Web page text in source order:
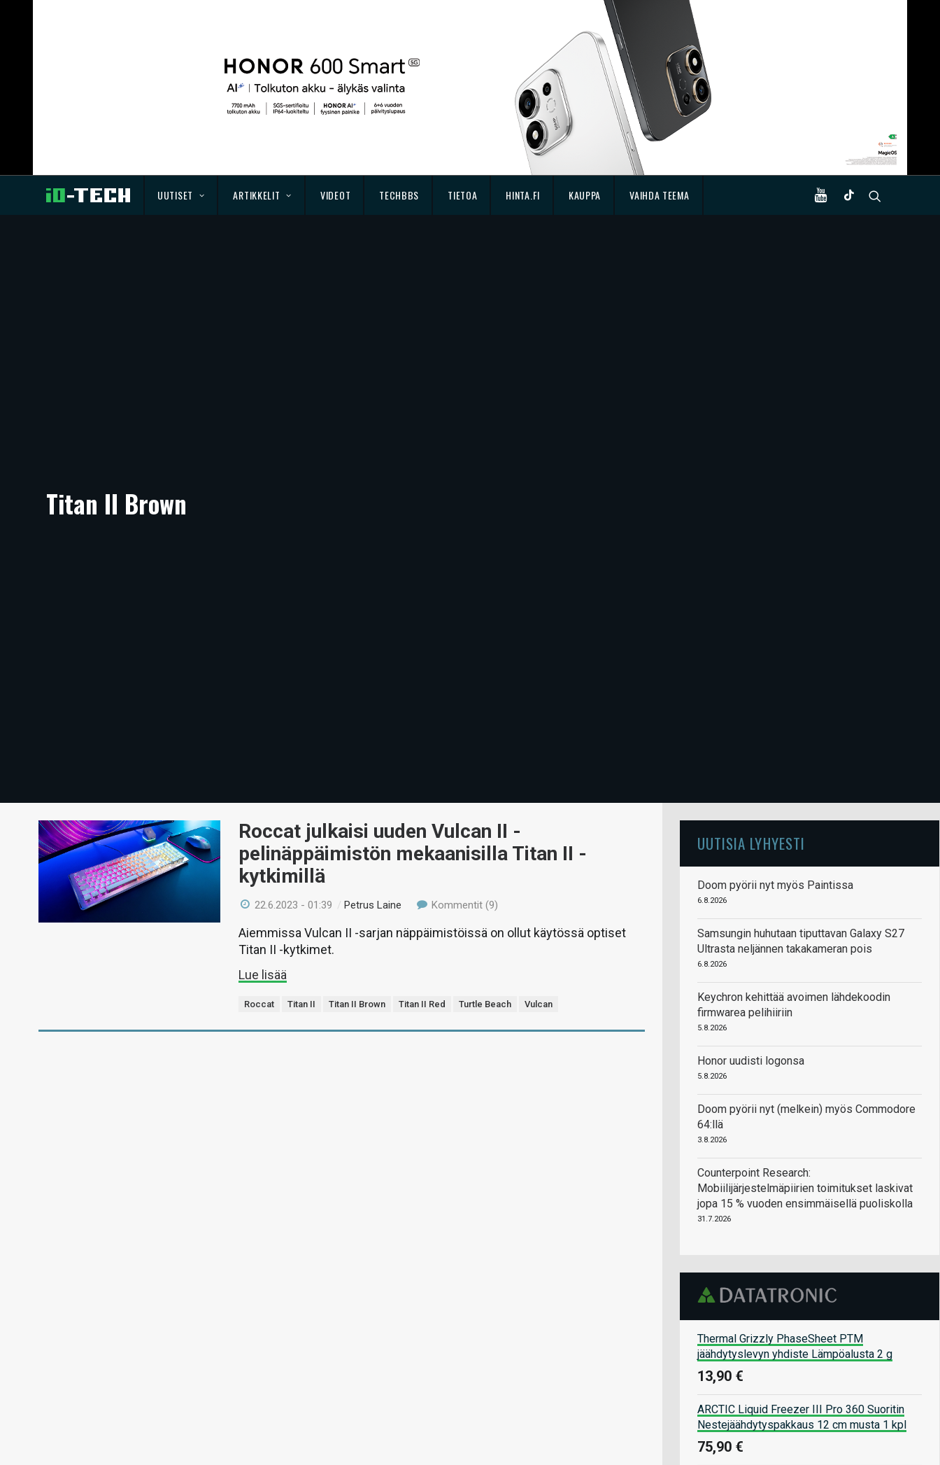
UUTISET ARTIKKELIT VIDEOT TECHBBS TIETOA HINTA.FI KAUPPA VAIHDA TEEMA
Titan II Brown
Roccat julkaisi uuden Vulcan II -
pelinäppäimistön mekaanisilla Titan II -
kytkimillä
22.6.2023 - 01:39 /Petrus Laine Kommentit (9)
Aiemmissa Vulcan II -sarjan näppäimistöissä on ollut käytössä optiset
Titan II -kytkimet.
Lue lisää
Roccat Titan II Titan II Brown Titan II Red Turtle Beach Vulcan
UUTISIA LYHYESTI
Doom pyörii nyt myös Paintissa
6.8.2026
Samsungin huhutaan tiputtavan Galaxy S27
Ultrasta neljännen takakameran pois
6.8.2026
Keychron kehittää avoimen lähdekoodin
firmwarea pelihiiriin
5.8.2026
Honor uudisti logonsa
5.8.2026
Doom pyörii nyt (melkein) myös Commodore
64:llä
3.8.2026
Counterpoint Research:
Mobiilijärjestelmäpiirien toimitukset laskivat
jopa 15 % vuoden ensimmäisellä puoliskolla
31.7.2026
Thermal Grizzly PhaseSheet PTM
jäähdytyslevyn yhdiste Lämpöalusta 2 g
13,90 €
ARCTIC Liquid Freezer III Pro 360 Suoritin
Nestejäähdytyspakkaus 12 cm musta 1 kpl
75,90 €